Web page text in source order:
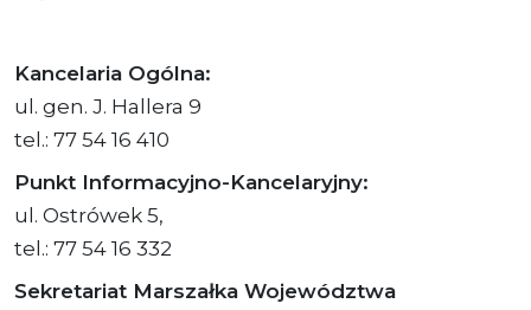
Kancelaria Ogólna:
ul. gen. J. Hallera 9
tel.: 77 54 16 410
Punkt Informacyjno-Kancelaryjny:
ul. Ostrówek 5,
tel.: 77 54 16 332
Sekretariat Marszałka Województwa